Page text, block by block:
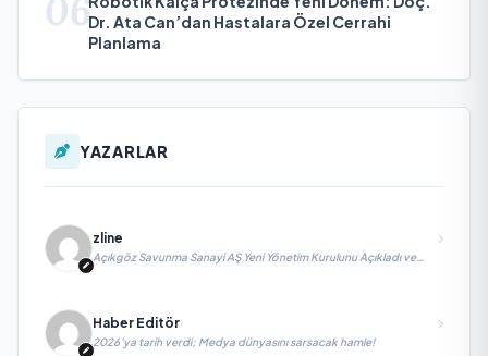
06Dr. Ata Can’dan Hastalara Özel Cerrahi
Planlama
YAZARLAR
zline
Açıkgöz Savunma Sanayi AŞ Yeni Yönetim Kurulunu Açıkladı ve
Savunma Sanayinde Küresel Vizyon Vurgusu
Haber Editör
2026’ya tarih verdi; Medya dünyasını sarsacak hamle!